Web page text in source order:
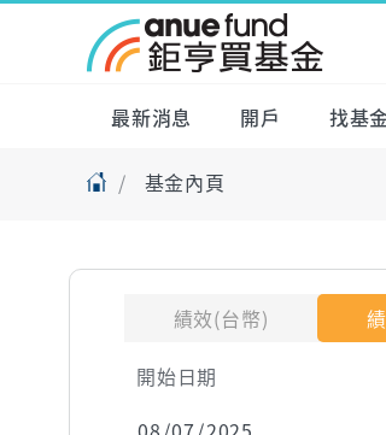
最新消息 開戶 找基
基金內頁
績效(台幣)
開始日期